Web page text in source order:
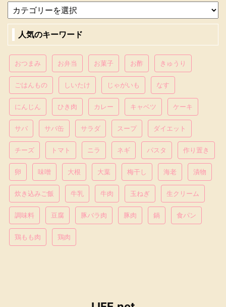
人気のキーワード
おつまみ お弁当 お菓子 お酢 きゅうり
ごはんもの しいたけ じゃがいも なす
にんじん ひき肉 カレー キャベツ ケーキ
サバ サバ缶 サラダ スープ ダイエット
チーズ トマト ニラ ネギ パスタ 作り置き
卵 味噌 大根 大葉 梅干し 海老 漬物
炊き込みご飯 牛乳 牛肉 玉ねぎ 生クリーム
調味料 豆腐 豚バラ肉 豚肉 鍋 食パン
鶏もも肉 鶏肉